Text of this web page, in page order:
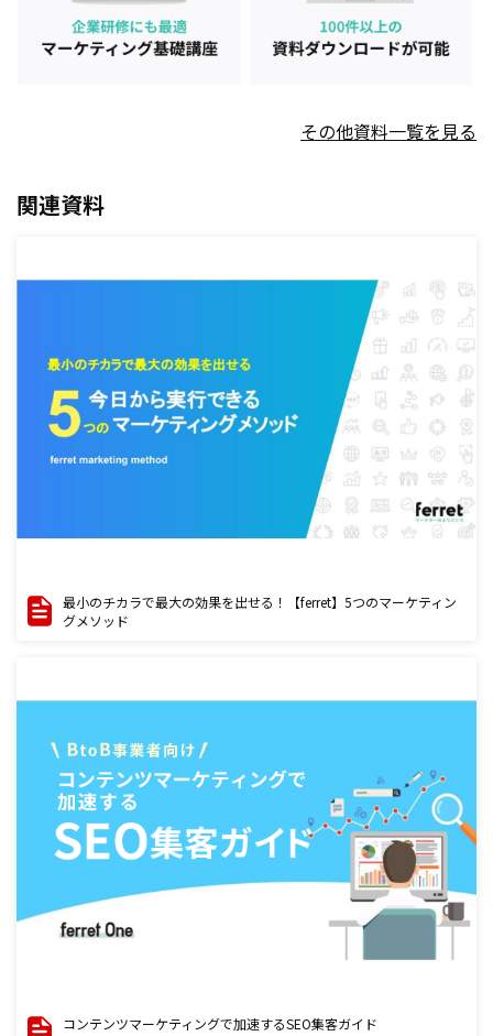
その他資料一覧を見る
関連資料
最小のチカラで最大の効果を出せる！【ferret】5つのマーケティン
グメソッド
コンテンツマーケティングで加速するSEO集客ガイド